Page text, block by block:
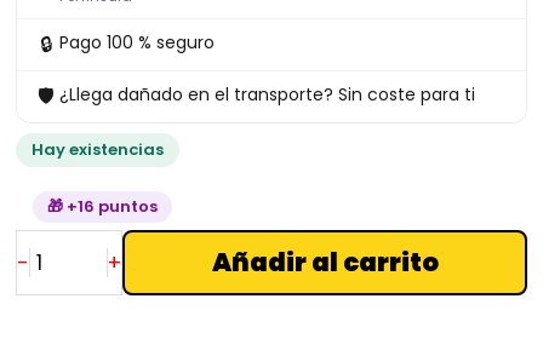
🔒 Pago 100 % seguro
🛡 ¿Llega dañado en el transporte? Sin coste para ti
Hay existencias
🎁 +16 puntos
-
WandaVision
+ Añadir al carrito